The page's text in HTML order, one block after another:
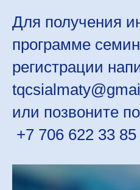
Для получения
программе
регистрации
или позвоните
+7 706 622 33 85